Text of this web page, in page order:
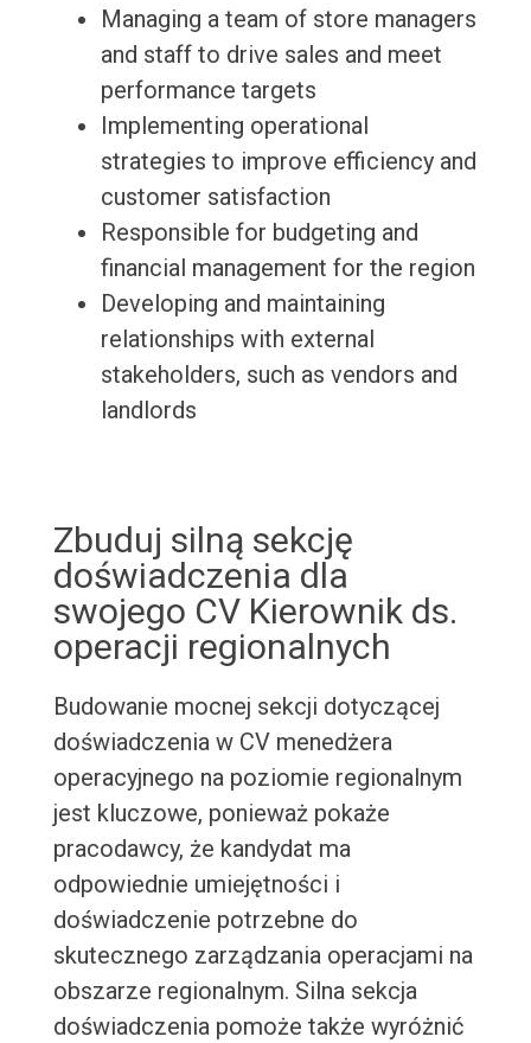
Managing a team of store managers
and staff to drive sales and meet
performance targets
Implementing operational
strategies to improve efficiency and
customer satisfaction
Responsible for budgeting and
financial management for the region
Developing and maintaining
relationships with external
stakeholders, such as vendors and
landlords
Zbuduj silną sekcję
doświadczenia dla
swojego CV Kierownik ds.
operacji regionalnych
Budowanie mocnej sekcji dotyczącej
doświadczenia w CV menedżera
operacyjnego na poziomie regionalnym
jest kluczowe, ponieważ pokaże
pracodawcy, że kandydat ma
odpowiednie umiejętności i
doświadczenie potrzebne do
skutecznego zarządzania operacjami na
obszarze regionalnym. Silna sekcja
doświadczenia pomoże także wyróżnić